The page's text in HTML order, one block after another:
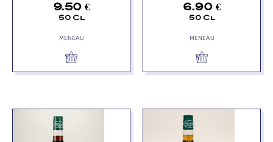
9.50 €
50 Cl
MENEAU
6.90 €
50 Cl
MENEAU